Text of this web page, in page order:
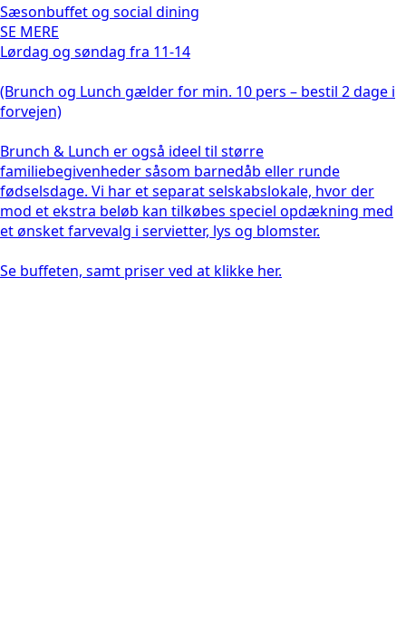
Sæsonbuffet og social dining
SE MERE
Lørdag og søndag fra 11-14
(Brunch og Lunch gælder for min. 10 pers – bestil 2 dage i
forvejen)
Brunch & Lunch er også ideel til større
familiebegivenheder såsom barnedåb eller runde
fødselsdage. Vi har et separat selskabslokale, hvor der
mod et ekstra beløb kan tilkøbes speciel opdækning med
et ønsket farvevalg i servietter, lys og blomster.
Se buffeten, samt priser ved at klikke her.